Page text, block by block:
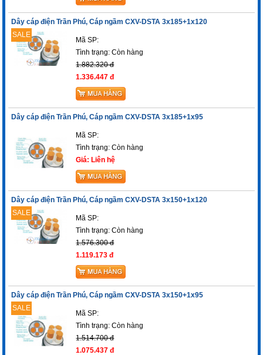
Dây cáp điện Trần Phú, Cáp ngầm CXV-DSTA 3x185+1x120
SALE
Mã SP:
Tình trạng:Còn hàng
1.882.320 đ
1.336.447 đ
Dây cáp điện Trần Phú, Cáp ngầm CXV-DSTA 3x185+1x95
Mã SP:
Tình trạng:Còn hàng
Giá: Liên hệ
Dây cáp điện Trần Phú, Cáp ngầm CXV-DSTA 3x150+1x120
SALE
Mã SP:
Tình trạng:Còn hàng
1.576.300 đ
1.119.173 đ
Dây cáp điện Trần Phú, Cáp ngầm CXV-DSTA 3x150+1x95
SALE
Mã SP:
Tình trạng:Còn hàng
1.514.700 đ
1.075.437 đ